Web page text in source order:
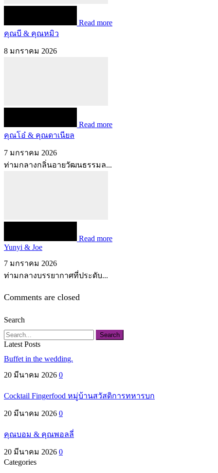
Read more
คุณบี & คุณหมิว
8 มกราคม 2026
Read more
คุณโอ๋ & คุณดาเนียล
7 มกราคม 2026
ท่ามกลางกลิ่นอายวัฒนธรรมล...
Read more
Yunyi & Joe
7 มกราคม 2026
ท่ามกลางบรรยากาศที่ประดับ...
Comments are closed
Search
Search
Latest Posts
Buffet in the wedding.
20 มีนาคม 2026 0
Cocktail Fingerfood หมู่บ้านสวัสดิการทหารบก
20 มีนาคม 2026 0
คุณบอม & คุณพอลลี่
20 มีนาคม 2026 0
Categories